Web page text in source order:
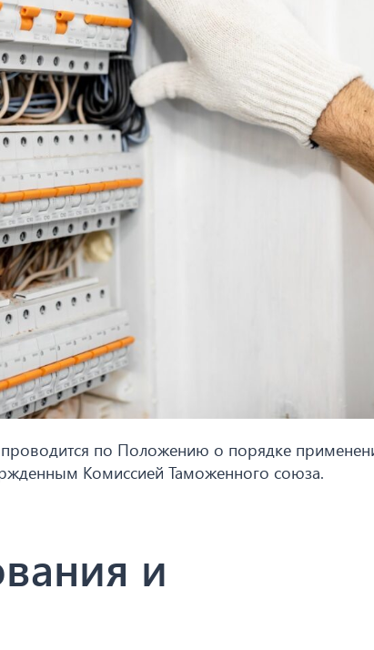
по Положению о порядке
Комиссией Таможенного союза.
и